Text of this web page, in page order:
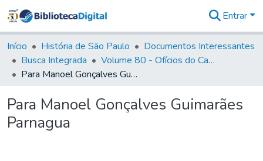
&
Coleções
Tudo na
Biblioteca
Estatísticas
Entrar
Início História de São Paulo
Documentos Interessantes
Busca Integrada
Volume 80 - Ofícios do Capitão General Martim Lopes Lobo de Saldanha (1777-1780)
Para Manoel Gonçalves Guimarães Parnagua
Para Manoel Gonçalves Guimarães
Parnagua